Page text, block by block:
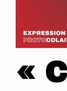
«